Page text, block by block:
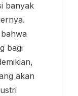
banyak
bagi
akan